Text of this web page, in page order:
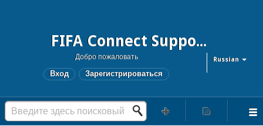
FIFA Connect Support and FCMS Support
Russian
Добро пожаловать
Вход Зарегистрироваться